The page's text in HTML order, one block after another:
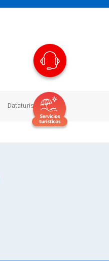
Dataturismo